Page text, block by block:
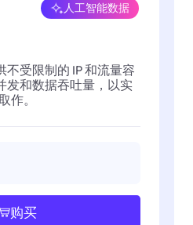
人工智能数据
受限制的 IP 和流量容
发和数据吞吐量，以实
作。
购买